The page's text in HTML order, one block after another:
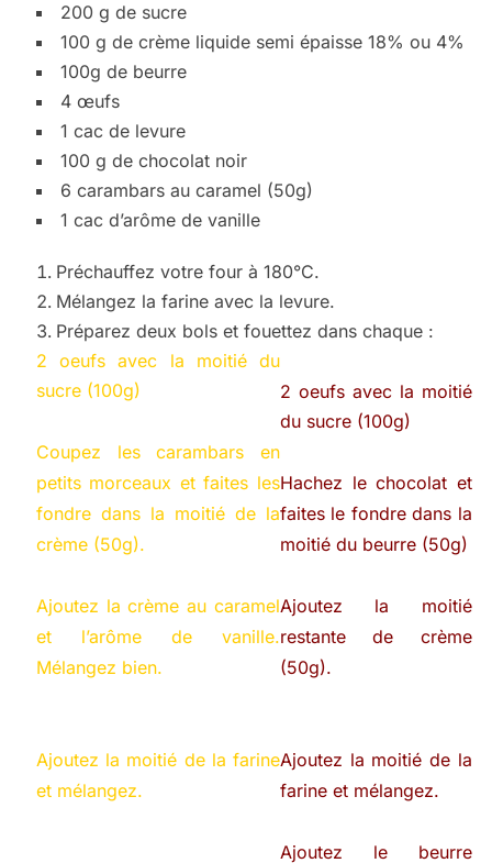
200 g de sucre
100 g de crème liquide semi épaisse 18% ou 4%
100g de beurre
4 œufs
1 cac de levure
100 g de chocolat noir
6 carambars au caramel (50g)
1 cac d’arôme de vanille
Préchauffez votre four à 180°C.
Mélangez la farine avec la levure.
Préparez deux bols et fouettez dans chaque :
2 oeufs avec la moitié du
sucre (100g)
Coupez les carambars en
petits morceaux et faites les
fondre dans la moitié de la
crème (50g).
Ajoutez la crème au caramel
et l’arôme de vanille.
Mélangez bien.
Ajoutez la moitié de la farine
et mélangez.
2 oeufs avec la moitié
du sucre (100g)
Hachez le chocolat et
faites le fondre dans la
moitié du beurre (50g)
Ajoutez la moitié
restante de crème
(50g).
Ajoutez la moitié de la
farine et mélangez.
Ajoutez le beurre